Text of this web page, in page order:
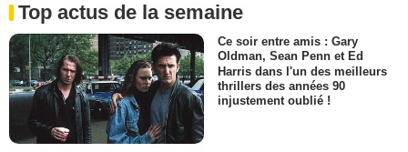
Top actus de la semaine
Ce soir entre amis : Gary
Oldman, Sean Penn et Ed
Harris dans l'un des meilleurs
thrillers des années 90
injustement oublié !